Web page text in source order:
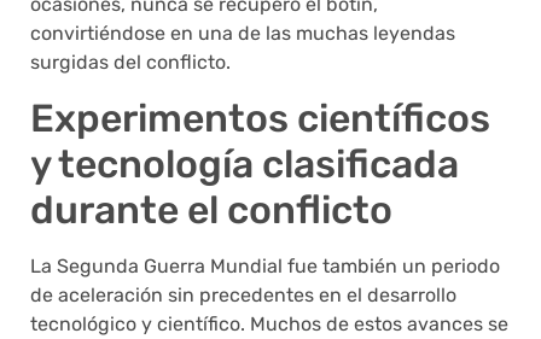
convirtiéndose en una de las muchas leyendas
surgidas del conflicto.
Experimentos científicos
y tecnología clasificada
durante el conflicto
La Segunda Guerra Mundial fue también un periodo
de aceleración sin precedentes en el desarrollo
tecnológico y científico. Muchos de estos avances se